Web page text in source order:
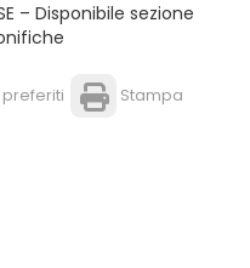
– Disponibile sezione
Stampa